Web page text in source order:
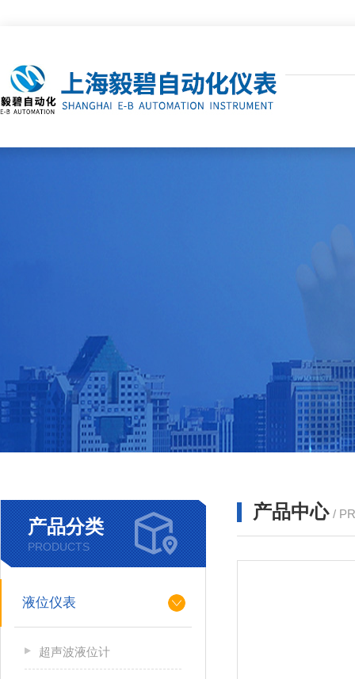
产品分类
PRODUCTS
液位仪表
超声波液位计
产品中心 /